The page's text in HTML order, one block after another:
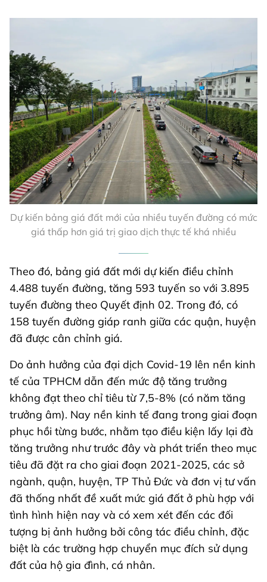
Dự kiến bảng giá đất mới của nhiều tuyến đường có mức
giá thấp hơn giá trị giao dịch thực tế khá nhiều
Theo đó, bảng giá đất mới dự kiến điều chỉnh
4.488 tuyến đường, tăng 593 tuyến so với 3.895
tuyến đường theo Quyết định 02. Trong đó, có
158 tuyến đường giáp ranh giữa các quận, huyện
đã được cân chỉnh giá.
Do ảnh hưởng của đại dịch Covid-19 lên nền kinh
tế của TPHCM dẫn đến mức độ tăng trưởng
không đạt theo chỉ tiêu từ 7,5-8% (có năm tăng
trưởng âm). Nay nền kinh tế đang trong giai đoạn
phục hồi từng bước, nhằm tạo điều kiện lấy lại đà
tăng trưởng như trước đây và phát triển theo mục
tiêu đã đặt ra cho giai đoạn 2021-2025, các sở
ngành, quận, huyện, TP Thủ Đức và đơn vị tư vấn
đã thống nhất đề xuất mức giá đất ở phù hợp với
tình hình hiện nay và có xem xét đến các đối
tượng bị ảnh hưởng bởi công tác điều chỉnh, đặc
biệt là các trường hợp chuyển mục đích sử dụng
đất của hộ gia đình, cá nhân.